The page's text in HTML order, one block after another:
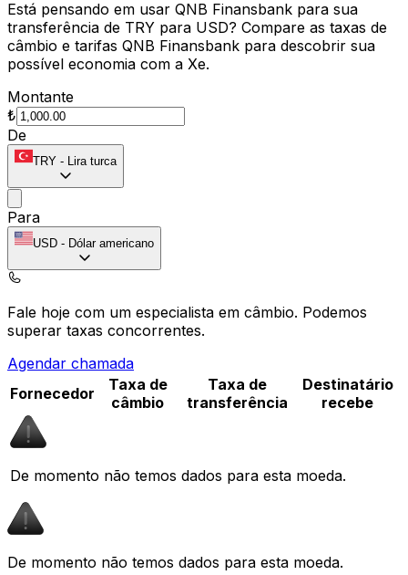
Está pensando em usar QNB Finansbank para sua
transferência de TRY para USD? Compare as taxas de
câmbio e tarifas QNB Finansbank para descobrir sua
possível economia com a Xe.
Montante
₺
De
TRY - Lira turca
Para
USD - Dólar americano
Fale hoje com um especialista em câmbio. Podemos
superar taxas concorrentes.
Agendar chamada
Fornecedor
Taxa de
câmbio
Taxa de
transferência
Destinatário
recebe
De momento não temos dados para esta moeda.
De momento não temos dados para esta moeda.